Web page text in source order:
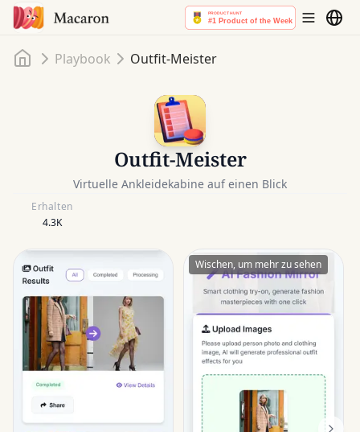
Startseite
Playbook Outfit-Meister
Outfit-Meister
Virtuelle Ankleidekabine auf einen Blick
Erhalten
4.3K
Wischen, um mehr zu sehen